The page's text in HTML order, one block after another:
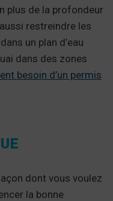
plus de la profondeur
restreindre les
un plan d’eau
dans des zones
besoin d’un permis
dont vous voulez
la bonne